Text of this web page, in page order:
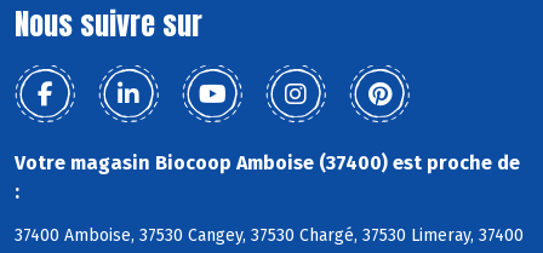
Nous suivre sur
Votre magasin Biocoop Amboise (37400) est proche de
:
37400 Amboise, 37530 Cangey, 37530 Chargé, 37530 Limeray, 37400